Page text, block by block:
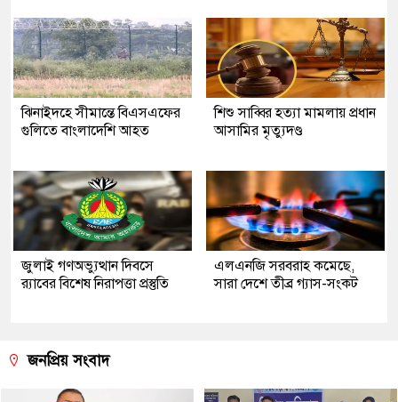
ঝিনাইদহে সীমান্তে বিএসএফের
গুলিতে বাংলাদেশি আহত
শিশু সাব্বির হত্যা মামলায় প্রধান
আসামির মৃত্যুদণ্ড
জুলাই গণঅভ্যুত্থান দিবসে
র‌্যাবের বিশেষ নিরাপত্তা প্রস্তুতি
এলএনজি সরবরাহ কমেছে,
সারা দেশে তীব্র গ্যাস-সংকট
জনপ্রিয় সংবাদ